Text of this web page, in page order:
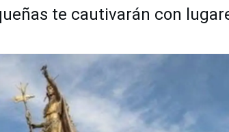
te cautivarán con